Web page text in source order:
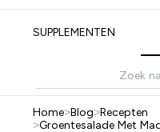
SUPPLEMENTEN
Home>Blog>Recepten
>Groentesalade Met